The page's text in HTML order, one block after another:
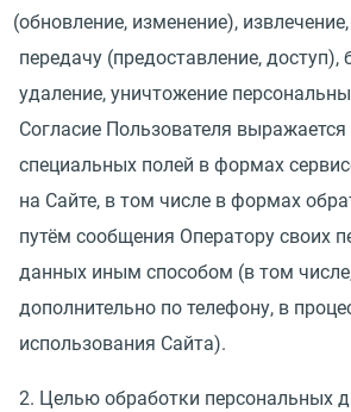
(обновление, изменение),
передачу (предоставление, доступ),
удаление, уничтожение
Согласие Пользователя
специальных полей в формах
на Сайте, в том числе в формах
путём сообщения Оператору своих
данных иным способом (в том
дополнительно по телефону, в
использования Сайта).
2. Целью обработки персональных